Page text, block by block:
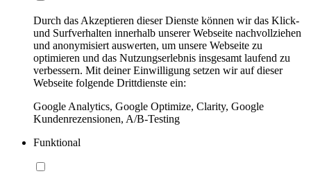
Durch das Akzeptieren dieser Dienste können wir das Klick-
und Surfverhalten innerhalb unserer Webseite nachvollziehen
und anonymisiert auswerten, um unsere Webseite zu
optimieren und das Nutzungserlebnis insgesamt laufend zu
verbessern. Mit deiner Einwilligung setzen wir auf dieser
Webseite folgende Drittdienste ein:
Google Analytics, Google Optimize, Clarity, Google
Kundenrezensionen, A/B-Testing
Funktional